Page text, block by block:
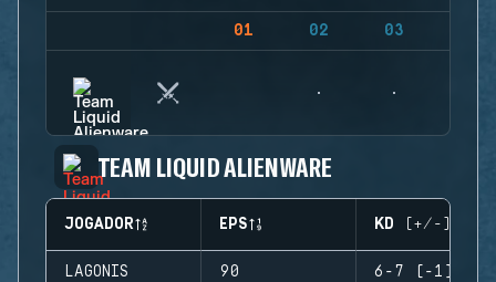
01 02 03
TEAM LIQUID ALIENWARE
JOGADOR EPS KD (+/-)
LAGONIS 90 6-7 (-1)